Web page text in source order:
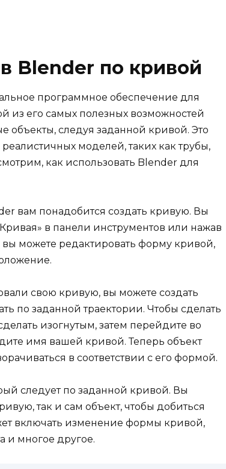
Blender по кривой
программное обеспечение для
его самых полезных возможностей
объекты, следуя заданной кривой. Это
моделей, таких как трубы,
как использовать Blender для
вам понадобится создать кривую. Вы
в панели инструментов или нажав
вы можете редактировать форму кривой,
свою кривую, вы можете создать
по заданной траектории. Чтобы сделать
изогнутым, затем перейдите во
имя вашей кривой. Теперь объект
в соответствии с его формой.
следует по заданной кривой. Вы
так и сам объект, чтобы добиться
включать изменение формы кривой,
и многое другое.